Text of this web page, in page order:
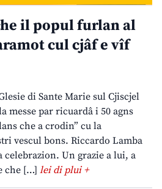
il popul furlan al
cul cjâf e vîf
di Sante Marie sul Cjiscjel
messe par ricuardâ i 50 agns
che a crodin” cu la
vescul bons. Riccardo Lamba
celebrazion. Un grazie a lui, a
che […] lei di plui +